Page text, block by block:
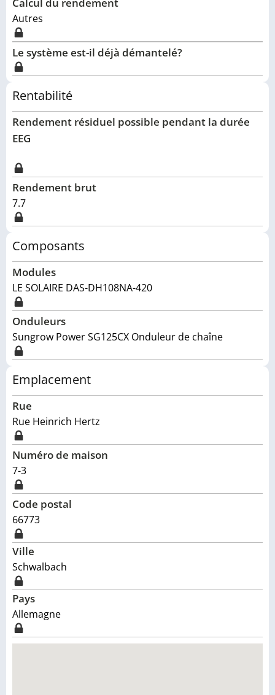
Autres
Le système est-il déjà démantelé?
Rentabilité
Rendement résiduel possible pendant la durée
EEG
Rendement brut
7.7
Composants
Modules
LE SOLAIRE DAS-DH108NA-420
Onduleurs
Sungrow Power SG125CX Onduleur de chaîne
Emplacement
Rue
Rue Heinrich Hertz
Numéro de maison
7-3
Code postal
66773
Ville
Schwalbach
Pays
Allemagne